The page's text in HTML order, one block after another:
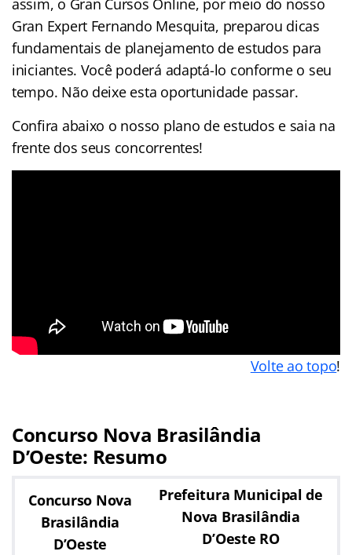
assim, o Gran Cursos Online, por meio do nosso
Gran Expert Fernando Mesquita, preparou dicas
fundamentais de planejamento de estudos para
iniciantes. Você poderá adaptá-lo conforme o seu
tempo. Não deixe esta oportunidade passar.
Confira abaixo o nosso plano de estudos e saia na
frente dos seus concorrentes!
Volte ao topo!
Concurso Nova Brasilândia
D’Oeste: Resumo
Concurso Nova
Brasilândia
D’Oeste
Prefeitura Municipal de
Nova Brasilândia
D’Oeste RO